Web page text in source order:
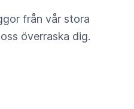
från vår stora
överraska dig.